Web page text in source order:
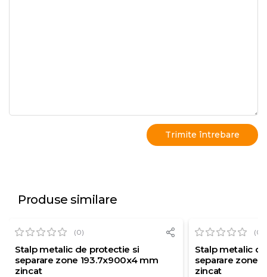
Produse similare
(0)
Stalp metalic de protectie si
separare zone 193.7x900x4 mm
zincat
(0)
Stalp metalic
separare zone
zincat